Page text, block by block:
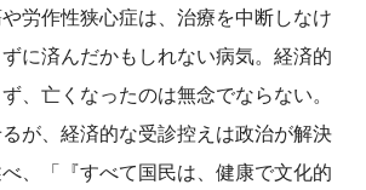
労作性狭心症は、治療を中断しなけ
に済んだかもしれない病気。経済的
、亡くなったのは無念でならない。
が、経済的な受診控えは政治が解決
、「『すべて国民は、健康で文化的